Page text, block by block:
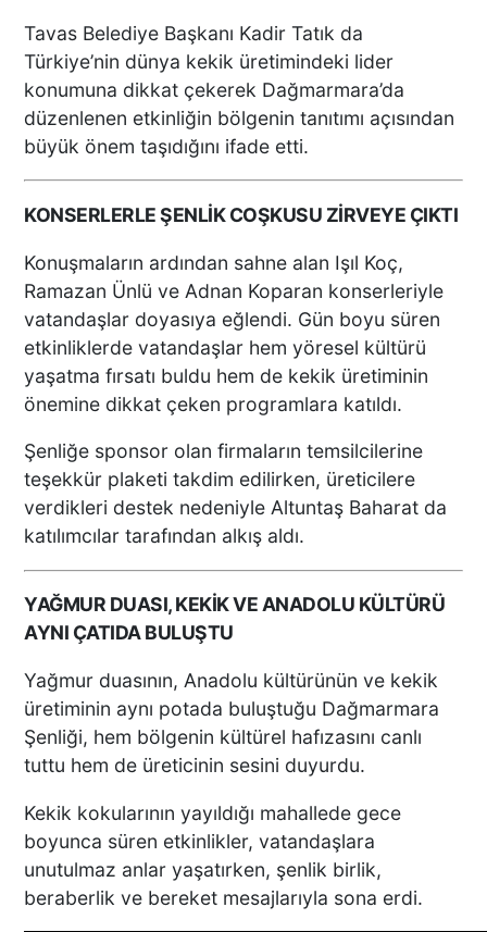
Tavas Belediye Başkanı Kadir Tatık da
Türkiye’nin dünya kekik üretimindeki lider
konumuna dikkat çekerek Dağmarmara’da
düzenlenen etkinliğin bölgenin tanıtımı açısından
büyük önem taşıdığını ifade etti.
KONSERLERLE ŞENLİK COŞKUSU ZİRVEYE ÇIKTI
Konuşmaların ardından sahne alan Işıl Koç,
Ramazan Ünlü ve Adnan Koparan konserleriyle
vatandaşlar doyasıya eğlendi. Gün boyu süren
etkinliklerde vatandaşlar hem yöresel kültürü
yaşatma fırsatı buldu hem de kekik üretiminin
önemine dikkat çeken programlara katıldı.
Şenliğe sponsor olan firmaların temsilcilerine
teşekkür plaketi takdim edilirken, üreticilere
verdikleri destek nedeniyle Altuntaş Baharat da
katılımcılar tarafından alkış aldı.
YAĞMUR DUASI, KEKİK VE ANADOLU KÜLTÜRÜ
AYNI ÇATIDA BULUŞTU
Yağmur duasının, Anadolu kültürünün ve kekik
üretiminin aynı potada buluştuğu Dağmarmara
Şenliği, hem bölgenin kültürel hafızasını canlı
tuttu hem de üreticinin sesini duyurdu.
Kekik kokularının yayıldığı mahallede gece
boyunca süren etkinlikler, vatandaşlara
unutulmaz anlar yaşatırken, şenlik birlik,
beraberlik ve bereket mesajlarıyla sona erdi.